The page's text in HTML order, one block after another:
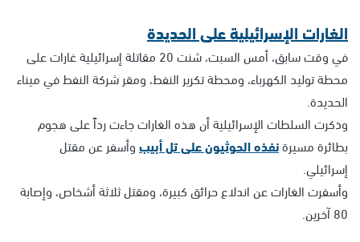
الغارات الإسرائيلية على الحديدة
في وقت سابق، أمس السبت، شنت 20 مقاتلة إسرائيلية غارات على
محطة توليد الكهرباء، ومحطة تكرير النفط، ومقر شركة النفط في ميناء
الحديدة.
وذكرت السلطات الإسرائيلية أن هذه الغارات جاءت رداً على هجوم
بطائرة مسيرةنفذه الحوثيون على تل أبيبوأسفر عن مقتل
إسرائيلي.
وأسفرت الغارات عن اندلاع حرائق كبيرة، ومقتل ثلاثة أشخاص، وإصابة
80 آخرين.